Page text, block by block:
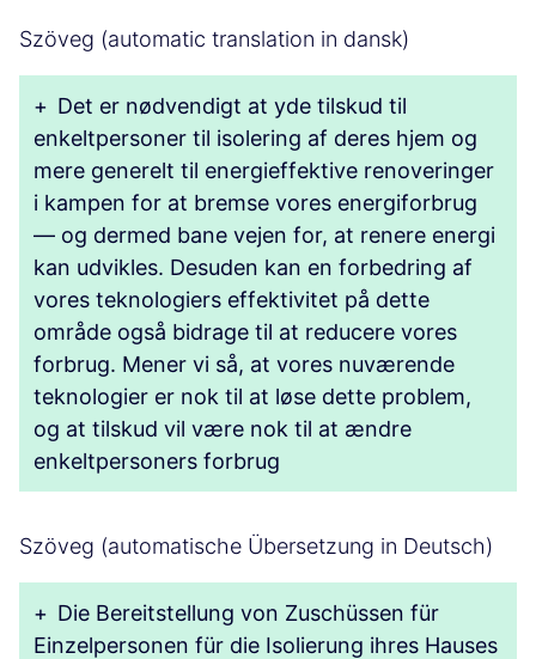
Szöveg (automatic translation in dansk)
+ Det er nødvendigt at yde tilskud til
enkeltpersoner til isolering af deres hjem og
mere generelt til energieffektive renoveringer
i kampen for at bremse vores energiforbrug
— og dermed bane vejen for, at renere energi
kan udvikles. Desuden kan en forbedring af
vores teknologiers effektivitet på dette
område også bidrage til at reducere vores
forbrug. Mener vi så, at vores nuværende
teknologier er nok til at løse dette problem,
og at tilskud vil være nok til at ændre
enkeltpersoners forbrug
Szöveg (automatische Übersetzung in Deutsch)
+ Die Bereitstellung von Zuschüssen für
Einzelpersonen für die Isolierung ihres Hauses